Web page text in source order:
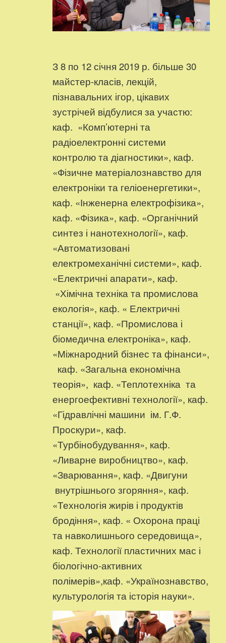
З 8 по 12 січня 2019 р. більше 30
майстер-класів, лекцій,
пізнавальних ігор, цікавих
зустрічей відбулися за участю:
каф. «Комп’ютерні та
радіоелектронні системи
контролю та діагностики», каф.
«Фізичне матеріалознавство для
електроніки та геліоенергетики»,
каф. «Інженерна електрофізика»,
каф. «Фізика», каф. «Органічний
синтез і нанотехнології», каф.
«Автоматизовані
електромеханічні системи», каф.
«Електричні апарати», каф.
«Хімічна техніка та промислова
екологія», каф. « Електричні
станції», каф. «Промислова і
біомедична електроніка», каф.
«Міжнародний бізнес та фінанси»,
каф. «Загальна економічна
теорія», каф. «Теплотехніка та
енергоефективні технології», каф.
«Гідравлічні машини ім. Г.Ф.
Проскури», каф.
«Турбінобудування», каф.
«Ливарне виробництво», каф.
«Зварювання», каф. «Двигуни
внутрішнього згоряння», каф.
«Технологія жирів і продуктів
бродіння», каф. « Охорона праці
та навколишнього середовища»,
каф. Технології пластичних мас і
біологічно-активних
полімерів»,каф. «Українознавство,
культурологія та історія науки».